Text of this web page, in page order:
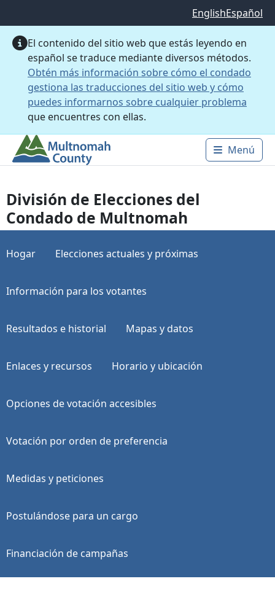
EnglishEspañol
El contenido del sitio web que estás leyendo en
español se traduce mediante diversos métodos.
Obtén más información sobre cómo el condado
gestiona las traducciones del sitio web y cómo
puedes informarnos sobre cualquier problema
que encuentres con ellas.
Main
Menú
División de Elecciones del
Condado de Multnomah
Hogar Elecciones actuales y próximas
Información para los votantes
Resultados e historial Mapas y datos
Enlaces y recursos Horario y ubicación
Opciones de votación accesibles
Votación por orden de preferencia
Medidas y peticiones
Postulándose para un cargo
Financiación de campañas